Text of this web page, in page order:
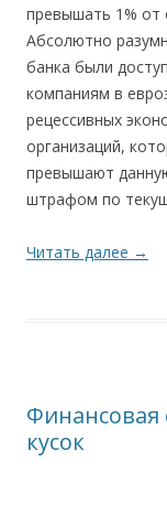
превышать 1% от
Абсолютно
банка были
компаниям в
рецессивных
организаций,
превышают
штрафом по
Читать далее →
Финансовая
кусок